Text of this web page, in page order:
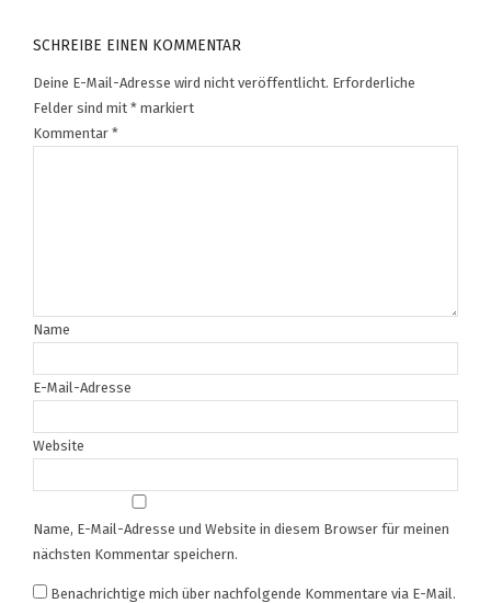
SCHREIBE EINEN KOMMENTAR
Deine E-Mail-Adresse wird nicht veröffentlicht. Erforderliche
Felder sind mit * markiert
Kommentar *
Name
E-Mail-Adresse
Website
Name, E-Mail-Adresse und Website in diesem Browser für meinen
nächsten Kommentar speichern.
Benachrichtige mich über nachfolgende Kommentare via E-Mail.